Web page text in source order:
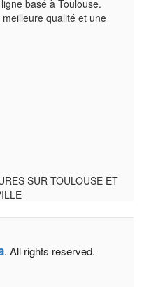
basé à Toulouse.
qualité et une
SUR TOULOUSE ET
. All rights reserved.